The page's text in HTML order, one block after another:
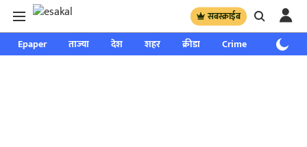
सबस्क्राईब
Epaper ताज्या देश शहर क्रीडा Crime साप्ताहिक